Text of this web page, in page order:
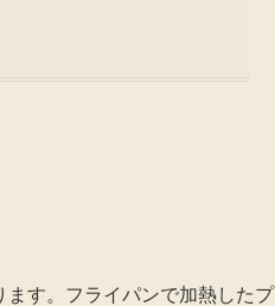
す。フライパンで加熱したプ